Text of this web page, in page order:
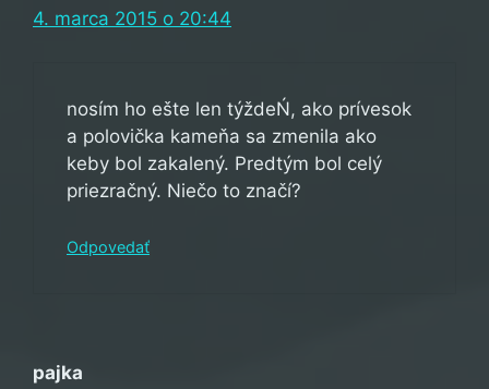
4. marca 2015 o 20:44
nosím ho ešte len týždeŃ, ako prívesok
a polovička kameňa sa zmenila ako
keby bol zakalený. Predtým bol celý
priezračný. Niečo to značí?
Odpovedať
pajka